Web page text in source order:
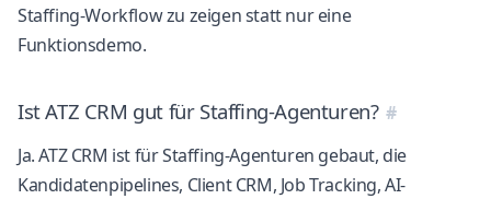
Staffing-Workflow zu zeigen statt nur eine
Funktionsdemo.
Ist ATZ CRM gut für Staffing-Agenturen?
Ja. ATZ CRM ist für Staffing-Agenturen gebaut, die
Kandidatenpipelines, Client CRM, Job Tracking, AI-